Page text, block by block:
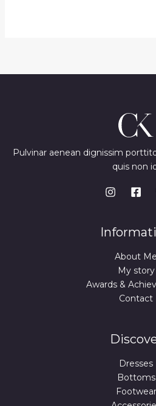
Pulvinar aenean dignissim
quis non
About Me
My story
Awards &
Contact
Dresses
Bottoms
Footwear